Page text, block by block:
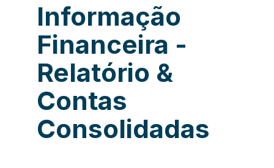
Informação
Financeira -
Relatório &
Contas
Consolidadas